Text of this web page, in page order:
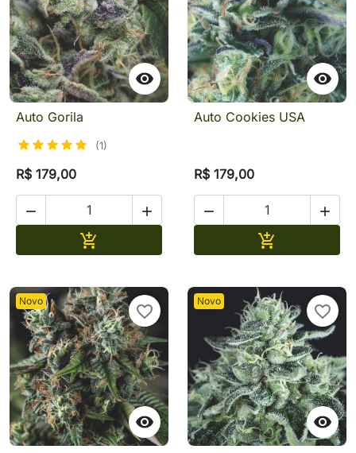

Auto Gorila
(1)
R$ 179,00
 


Auto Cookies USA
R$ 179,00
 

Novo

favorite_border
Novo

favorite_border